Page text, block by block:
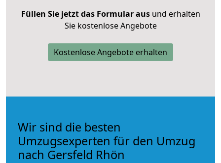
Füllen Sie jetzt das Formular ausund erhalten
Sie kostenlose Angebote
Kostenlose Angebote erhalten
Wir sind die besten
Umzugsexperten für den Umzug
nach Gersfeld Rhön